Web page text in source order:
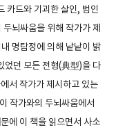
카드와 기괴한 살인, 범인
뇌싸움을 위해 작가가 제
명탐정에 의해 낱낱이 밝
었던 모든 전형(典型)을 다
서 작가가 제시하고 있는
작가와의 두뇌싸움에서
에 이 책을 읽으면서 사소